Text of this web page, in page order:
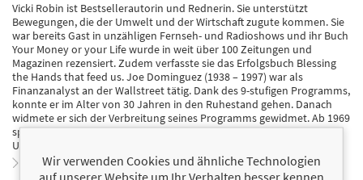
Vicki Robin ist Bestsellerautorin und Rednerin. Sie unterstützt
Bewegungen, die der Umwelt und der Wirtschaft zugute kommen. Sie
war bereits Gast in unzähligen Fernseh- und Radioshows und ihr Buch
Your Money or your Life wurde in weit über 100 Zeitungen und
Magazinen rezensiert. Zudem verfasste sie das Erfolgsbuch Blessing
the Hands that feed us. Joe Dominguez (1938 – 1997) war als
Finanzanalyst an der Wallstreet tätig. Dank des 9-stufigen Programms,
konnte er im Alter von 30 Jahren in den Ruhestand gehen. Danach
widmete er sich der Verbreitung seines Programms gewidmet. Ab 1969
spendete er alle Erlöse daraus für Projekte, die den bewussten
Umgang mit Geld vorantreiben.
Zum Profil von Joe Dominguez
Wir verwenden Cookies und ähnliche Technologien
auf unserer Website um Ihr Verhalten besser kennen